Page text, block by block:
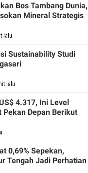
Bos Tambang Dunia,
Mineral Strategis
lalu
Sustainability Studi
lalu
4.317, Ini Level
Pekan Depan Berikut
0,69% Sepekan,
Tengah Jadi Perhatian